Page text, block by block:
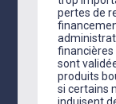
pertes de
financières
sont
produits
si certains